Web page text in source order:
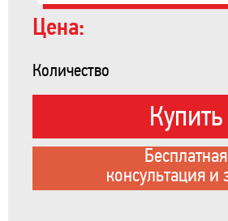
Цена:
Количество
Купить
Бесплатная
консультация и